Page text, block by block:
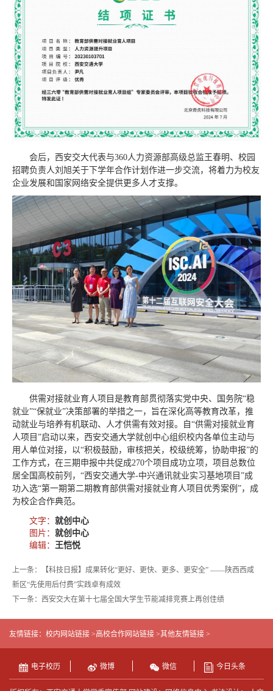
会后，西安交大代表与360人力资源部高级总监王春明、校园
招聘负责人刘旭关于下学年合作计划作进一步交流，将着力为校友
企业发展和国家网络安全提供更多人才支撑。
供需对接就业育人项目是教育部贯彻落实党中央、国务院“稳
就业”“保就业”决策部署的举措之一，旨在深化高等教育改革，推
动就业与培养有机联动、人才供需有效对接。自“供需对接就业育
人项目”启动以来，西安交通大学就创中心组织校内各单位主动与
用人单位对接，以“积极鼓励，审核把关，校级统筹，协助申报”的
工作方式，在三期申报中共促成270个项目成功立项，项目总数位
居全国高校前列，“西安交通大学-中兴通讯就业实习基地项目”成
功入选“第一期第二期教育部供需对接就业育人项目优秀案例”，成
为校企合作典范。
文字： 就创中心
图片： 就创中心
编辑： 王恺悦
上一条：【科技日报】成果转化“更好、更快、更多、更安全” ——陕西西咸
新区“先使用后付费”实践卓有成效
下一条：西安交大在第十七届全国大学生节能减排竞赛上再创佳绩
友情链接： 校内网站链接 >高校合作网站链接 >其他友情链接 >
电子校历 微博 微信 今日头条